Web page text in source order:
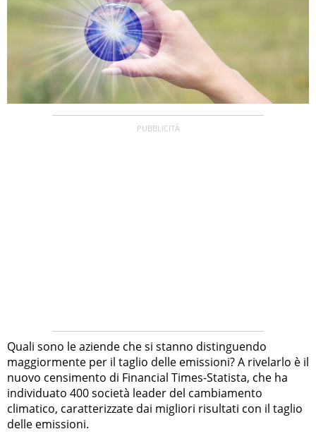
Quali sono le aziende che si stanno distinguendo
maggiormente per il taglio delle emissioni? A rivelarlo è il
nuovo censimento di Financial Times-Statista, che ha
individuato 400 società leader del cambiamento
climatico, caratterizzate dai migliori risultati con il taglio
delle emissioni.